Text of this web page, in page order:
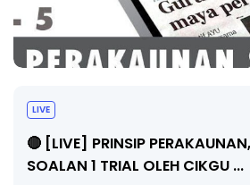
LIVE
🔴 [LIVE] PRINSIP
SOALAN 1 TRIAL OLEH CIKGU ...